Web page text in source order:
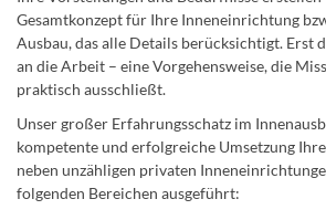
Gesamtkonzept für Ihre Inneneinrichtung
Ausbau, das alle Details berücksichtigt. Erst
an die Arbeit – eine Vorgehensweise, die
praktisch ausschließt.
Unser großer Erfahrungsschatz im
kompetente und erfolgreiche Umsetzung
neben unzähligen privaten
folgenden Bereichen ausgeführt: